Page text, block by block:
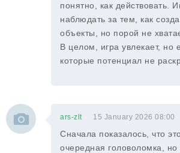
понятно, как действовать.
наблюдать за тем, как
объекты, но порой не
В целом, игра увлекает, но
которые потенциал не
ars-zlt 15 January 2026 08:00
Сначала показалось, что
очередная головоломка, но